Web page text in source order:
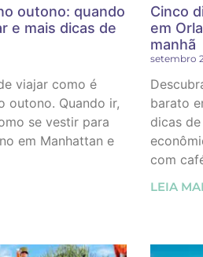
outono: quando
e mais dicas de
viajar como é
outono. Quando ir,
se vestir para
em Manhattan e
Cinco
em
manhã
setembro
barato
dicas
com
LEIA